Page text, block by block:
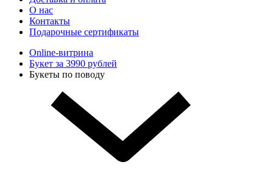
О нас
Контакты
Подарочные сертификаты
Online-витрина
Букет за 3990 рублей
Букеты по поводу